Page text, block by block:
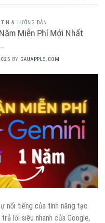
TIN & HƯỚNG DẪN
Miễn Phí Mới Nhất
BY GAUAPPLE.COM
nổi tiếng của tính năng tạo
lời siêu nhanh của Google,